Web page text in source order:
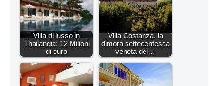
Villa di lusso in
Thailandia: 12 Milioni
di euro
Villa Costanza, la
dimora settecentesca
veneta dei…